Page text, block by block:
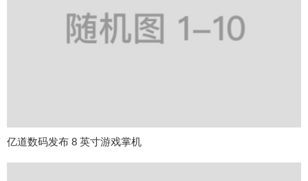
亿道数码发布 8 英寸游戏掌机